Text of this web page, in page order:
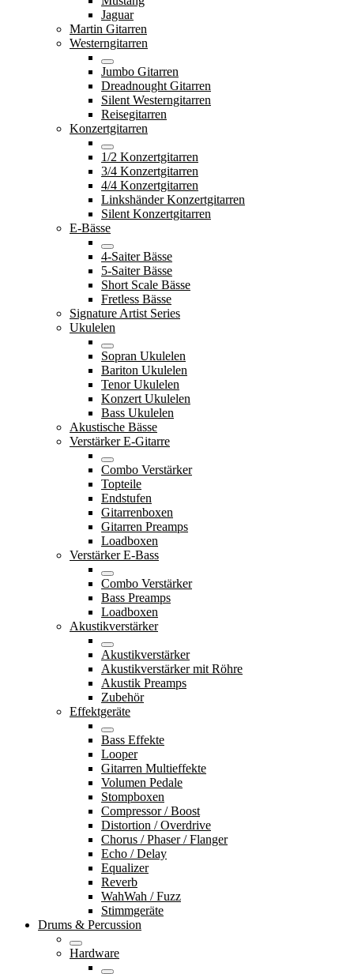
Jaguar
Martin Gitarren
Westerngitarren
Jumbo Gitarren
Dreadnought Gitarren
Silent Westerngitarren
Reisegitarren
Konzertgitarren
1/2 Konzertgitarren
3/4 Konzertgitarren
4/4 Konzertgitarren
Linkshänder Konzertgitarren
Silent Konzertgitarren
E-Bässe
4-Saiter Bässe
5-Saiter Bässe
Short Scale Bässe
Fretless Bässe
Signature Artist Series
Ukulelen
Sopran Ukulelen
Bariton Ukulelen
Tenor Ukulelen
Konzert Ukulelen
Bass Ukulelen
Akustische Bässe
Verstärker E-Gitarre
Combo Verstärker
Topteile
Endstufen
Gitarrenboxen
Gitarren Preamps
Loadboxen
Verstärker E-Bass
Combo Verstärker
Bass Preamps
Loadboxen
Akustikverstärker
Akustikverstärker
Akustikverstärker mit Röhre
Akustik Preamps
Zubehör
Effektgeräte
Bass Effekte
Looper
Gitarren Multieffekte
Volumen Pedale
Stompboxen
Compressor / Boost
Distortion / Overdrive
Chorus / Phaser / Flanger
Echo / Delay
Equalizer
Reverb
WahWah / Fuzz
Stimmgeräte
Drums & Percussion
Hardware